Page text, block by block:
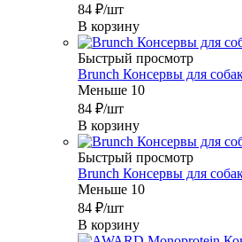
84 ₽/шт
В корзину
Быстрый просмотр
Brunch Консервы для
Меньше 10
84 ₽/шт
В корзину
Быстрый просмотр
Brunch Консервы для
Меньше 10
84 ₽/шт
В корзину